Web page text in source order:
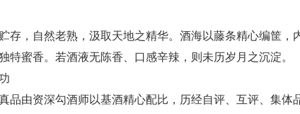
存，自然老熟，汲取天地之精华。酒海以藤条精心编筐，
特蜜香。若酒液无陈香、口感辛辣，则未历岁月之沉淀。
品由资深勾酒师以基酒精心配比，历经自评、互评、集体